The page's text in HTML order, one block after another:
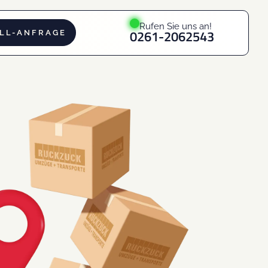
ANFRAGE
Rufen Sie uns an!
0261-2062543